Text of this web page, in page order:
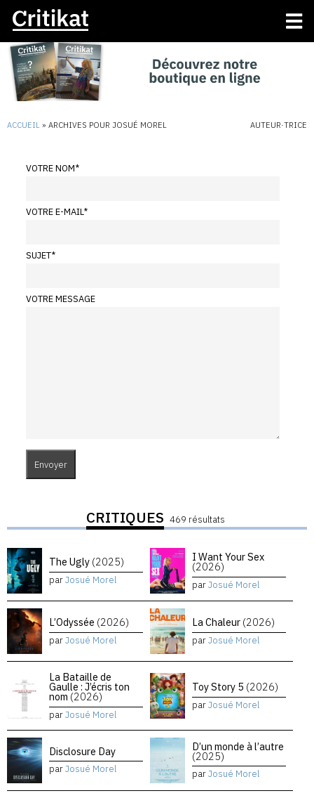
ACCUEIL » ARCHIVES POUR JOSUÉ MOREL AUTEUR·TRICE
VOTRE NOM*
VOTRE E-MAIL*
SUJET*
VOTRE MESSAGE
CRITIQUES 469 résultats
The Ugly (2025)
parJosué Morel
I Want Your Sex
(2026)
parJosué Morel
L’Odyssée (2026)
parJosué Morel
La Chaleur (2026)
parJosué Morel
La Bataille de
Gaulle : J’écris ton
nom (2026)
parJosué Morel
Toy Story 5 (2026)
parJosué Morel
Disclosure Day
parJosué Morel
D’un monde à l’autre
(2025)
parJosué Morel